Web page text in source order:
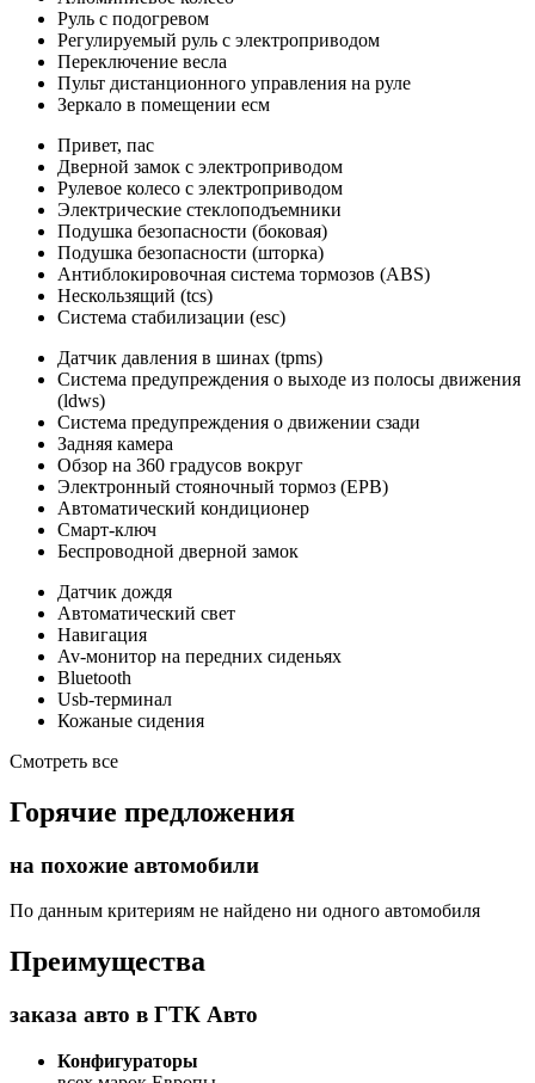
Руль с подогревом
Регулируемый руль с электроприводом
Переключение весла
Пульт дистанционного управления на руле
Зеркало в помещении есм
Привет, пас
Дверной замок с электроприводом
Рулевое колесо с электроприводом
Электрические стеклоподъемники
Подушка безопасности (боковая)
Подушка безопасности (шторка)
Антиблокировочная система тормозов (ABS)
Нескользящий (tcs)
Система стабилизации (esc)
Датчик давления в шинах (tpms)
Система предупреждения о выходе из полосы движения
(ldws)
Система предупреждения о движении сзади
Задняя камера
Обзор на 360 градусов вокруг
Электронный стояночный тормоз (EPB)
Автоматический кондиционер
Смарт-ключ
Беспроводной дверной замок
Датчик дождя
Автоматический свет
Навигация
Av-монитор на передних сиденьях
Bluetooth
Usb-терминал
Кожаные сидения
Смотреть все
Горячие предложения
на похожие автомобили
По данным критериям не найдено ни одного автомобиля
Преимущества
заказа авто в ГТК Авто
Конфигураторы